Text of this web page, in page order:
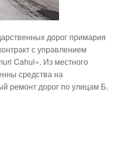
дорог примария
с управлением
Cahul». Из местного
средства на
ремонт дорог по улицам Б.